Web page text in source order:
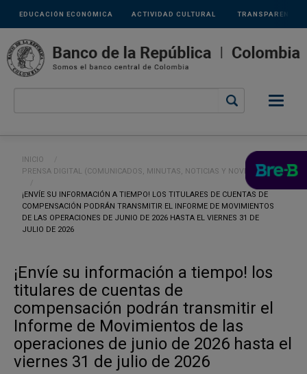
Pasar al contenido principal
Links
secundarios
ACTIVIDAD CULTURAL
EDUCACIÓN ECONÓMICA TRANSPARENCIA
Ruta de navegación
INICIO
PRENSA DIGITAL (COMUNICADOS, MINUTAS, NOTICIAS Y NOVEDADES)
CURRENT:
¡ENVÍE SU INFORMACIÓN A TIEMPO! LOS TITULARES DE CUENTAS DE
COMPENSACIÓN PODRÁN TRANSMITIR EL INFORME DE MOVIMIENTOS
DE LAS OPERACIONES DE JUNIO DE 2026 HASTA EL VIERNES 31 DE
JULIO DE 2026
¡Envíe su información a tiempo! los
titulares de cuentas de
compensación podrán transmitir el
Informe de Movimientos de las
operaciones de junio de 2026 hasta el
viernes 31 de julio de 2026